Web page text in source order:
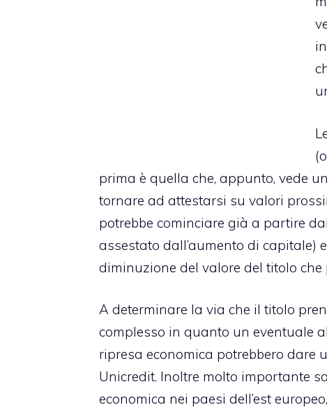
prima è quella che, appunto, vede
tornare ad attestarsi su valori
potrebbe cominciare già a partire
assestato dall’aumento di capitale)
diminuzione del valore del titolo che
A determinare la via che il titolo
complesso in quanto un eventuale
ripresa economica potrebbero dare
Unicredit. Inoltre molto importante
economica nei paesi dell’est